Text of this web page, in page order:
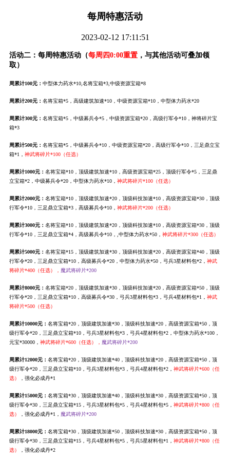
每周特惠活动
2023-02-12 17:11:51
活动二：每周特惠活动（每周四0:00重置 ，与其他活动可叠加领
取）
周累计100元： 中型体力药水*10,名将宝箱*3,中级资源宝箱*8
周累计200元： 名将宝箱*5，高级建筑加速*10，中级资源宝箱*10，中型体力药水*20
周累计300元： 名将宝箱*5，中级募兵令*5，中级资源宝箱*20，高级行军令*10，神将碎片宝
箱*3
周累计500元： 名将宝箱*5，中级募兵令*10，中级资源宝箱*20，高级行军令*10，三足鼎立宝
箱*1， 神武将碎片*100（任选）
周累计1000元： 名将宝箱*10，顶级建筑加速*10，高级资源宝箱*25，顶级行军令*5，三足鼎
立宝箱*2，中级募兵令*20，中型体力药水*10， 神武将碎片*100（任选）
周累计2000元： 名将宝箱*10，顶级建筑加速*20，顶级科技加速*10，高级资源宝箱*30，顶级
行军令*10，三足鼎立宝箱*3，高级募兵令*10， 神武将碎片*200（任选）
周累计3000元： 名将宝箱*10，顶级建筑加速*20，顶级科技加速*10，高级资源宝箱*30，顶级
行军令*10，三足鼎立宝箱*4，高级募兵令*10，,中型体力药水*50， 神武将碎片*300（任选）
周累计5000元： 名将宝箱*15，顶级建筑加速*30，顶级科技加速*20，高级资源宝箱*40，顶级
行军令*20，三足鼎立宝箱*10，高级募兵令*20，中型体力药水*50，弓兵3星材料包*2， 神武
将碎片*400（任选）， 魔武将碎片*200
周累计8000元： 名将宝箱*20，顶级建筑加速*30，顶级科技加速*20，高级资源宝箱*50，顶级
行军令*20，三足鼎立宝箱*10，高级募兵令*30，弓兵3星材料包*3，弓兵4星材料包*1， 神武
将碎片*500（任选）
周累计10000元： 名将宝箱*20，顶级建筑加速*30，顶级科技加速*20，高级资源宝箱*50，顶
级行军令*20，三足鼎立宝箱*10，弓兵3星材料包*3，弓兵4星材料包*2，中型体力药水*100，
元宝*30000， 神武将碎片*600（任选）， 魔武将碎片*200
周累计12000元： 名将宝箱*20，顶级建筑加速*40，顶级科技加速*20，高级资源宝箱*50，顶
级行军令*20，三足鼎立宝箱*10，弓兵3星材料包*3，弓兵4星材料包*2， 神武将碎片*600（任
选）
，强化必成丹*1
周累计15000元： 名将宝箱*30，顶级建筑加速*40，顶级科技加速*30，高级资源宝箱*50，顶
级行军令*30，三足鼎立宝箱*15，弓兵3星材料包*5，弓兵4星材料包*5， 神武将碎片*800（任
选）
，强化必成丹*1， 魔武将碎片*200
周累计18000元： 名将宝箱*30，顶级建筑加速*50，顶级科技加速*30，高级资源宝箱*50，顶
级行军令*30，三足鼎立宝箱*15，弓兵4星材料包*5，弓兵5星材料包*1， 神武将碎片*800（任
选）
，强化必成丹*2